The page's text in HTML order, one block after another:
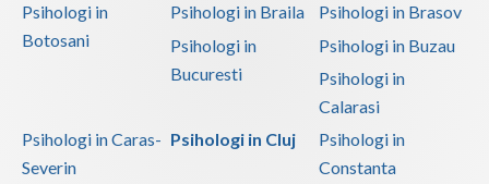
Psihologi in
Botosani
Psihologi in Braila
Psihologi in Brasov
Psihologi in
Bucuresti
Psihologi in Buzau
Psihologi in
Calarasi
Psihologi in Caras-
Severin
Psihologi in Cluj
Psihologi in
Constanta